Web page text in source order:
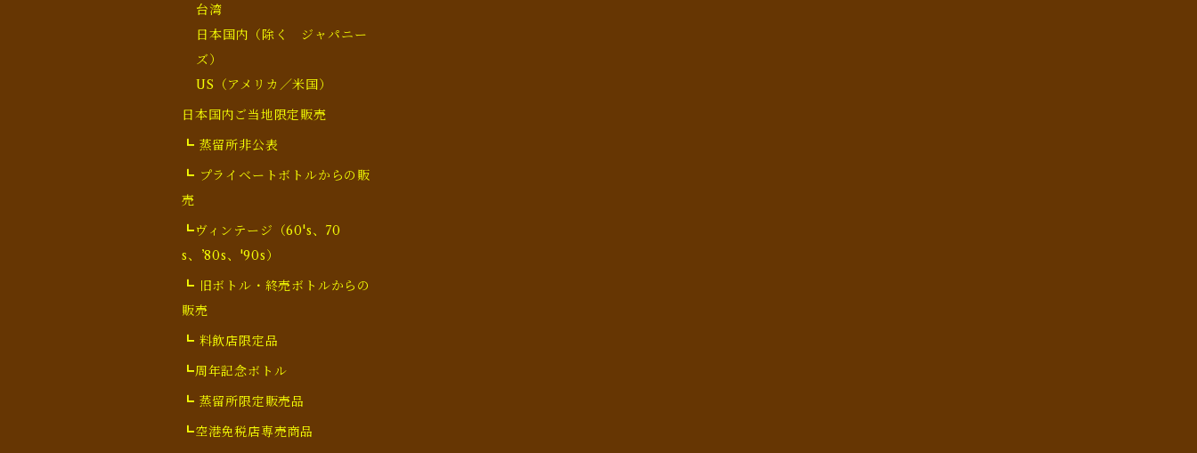
台湾
日本国内（除く ジャパニー
ズ）
US（アメリカ／米国）
日本国内ご当地限定販売
┗ 蒸留所非公表
┗ プライベートボトルからの販
売
┗ヴィンテージ（60's、70
s、’80s、'90s）
┗ 旧ボトル・終売ボトルからの
販売
┗ 料飲店限定品
┗周年記念ボトル
┗ 蒸留所限定販売品
┗空港免税店専売商品